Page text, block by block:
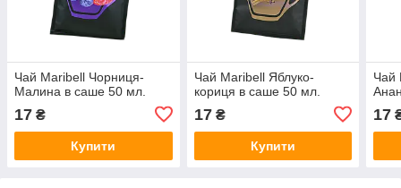
Чай Maribell Чорниця-
Малина в саше 50 мл.
17 ₴
Купити
Чай Maribell Яблуко-
кориця в саше 50 мл.
17₴
Купити
Чай
17